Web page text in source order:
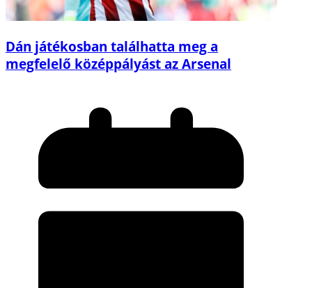
Dán játékosban találhatta meg a
megfelelő középpályást az Arsenal